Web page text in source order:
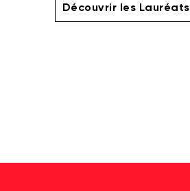
Découvrir les Lauréats